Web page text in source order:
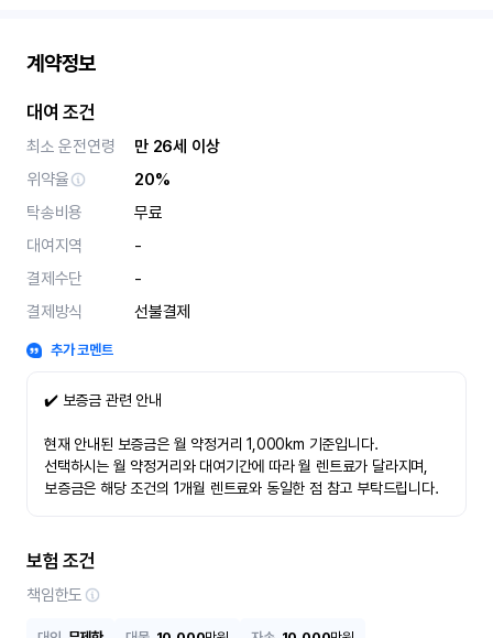
계약정보
대여 조건
최소 운전연령
만 26세 이상
위약율
20%
탁송비용
무료
대여지역
-
결제수단
-
결제방식
선불결제
추가 코멘트
✔️ 보증금 관련 안내
현재 안내된 보증금은 월 약정거리 1,000km 기준입니다.
선택하시는 월 약정거리와 대여기간에 따라 월 렌트료가 달라지며,
보증금은 해당 조건의 1개월 렌트료와 동일한 점 참고 부탁드립니다.
보험 조건
책임한도